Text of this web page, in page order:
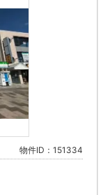
物件ID：151334